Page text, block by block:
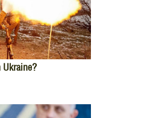
Ukraine?